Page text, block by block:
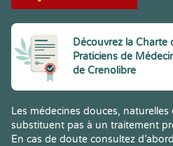
Découvrez la
Praticiens de
de Crenolibre
Les médecines douces,
substituent pas à un traitement
En cas de doute consultez